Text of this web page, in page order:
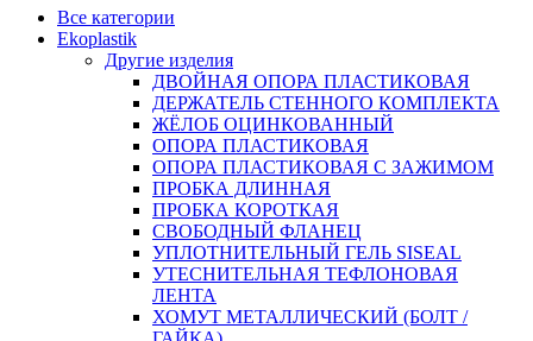
Все категории
Ekoplastik
Другие изделия
ДВОЙНАЯ ОПОРА ПЛАСТИКОВАЯ
ДЕРЖАТЕЛЬ СТЕННОГО КОМПЛЕКТА
ЖЁЛОБ ОЦИНКОВАННЫЙ
ОПОРА ПЛАСТИКОВАЯ
ОПОРА ПЛАСТИКОВАЯ С ЗАЖИМОМ
ПРОБКА ДЛИННАЯ
ПРОБКА КОРОТКАЯ
СВОБОДНЫЙ ФЛАНЕЦ
УПЛОТНИТЕЛЬНЫЙ ГЕЛЬ SISEAL
УТЕСНИТЕЛЬНАЯ ТЕФЛОНОВАЯ
ЛЕНТА
ХОМУТ МЕТАЛЛИЧЕСКИЙ (БОЛТ /